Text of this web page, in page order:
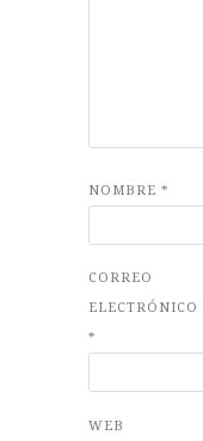
NOMBRE *
CORREO
ELECTRÓNICO
*
WEB